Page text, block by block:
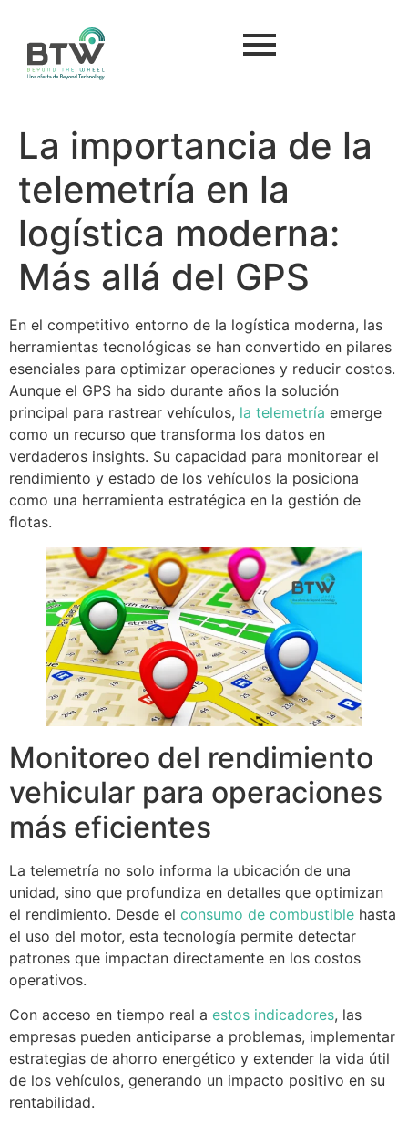
La importancia de la
telemetría en la
logística moderna:
Más allá del GPS
En el competitivo entorno de la logística moderna, las
herramientas tecnológicas se han convertido en pilares
esenciales para optimizar operaciones y reducir costos.
Aunque el GPS ha sido durante años la solución
principal para rastrear vehículos, la telemetría emerge
como un recurso que transforma los datos en
verdaderos insights. Su capacidad para monitorear el
rendimiento y estado de los vehículos la posiciona
como una herramienta estratégica en la gestión de
flotas.
Monitoreo del rendimiento
vehicular para operaciones
más eficientes
La telemetría no solo informa la ubicación de una
unidad, sino que profundiza en detalles que optimizan
el rendimiento. Desde el consumo de combustible hasta
el uso del motor, esta tecnología permite detectar
patrones que impactan directamente en los costos
operativos.
Con acceso en tiempo real a estos indicadores, las
empresas pueden anticiparse a problemas, implementar
estrategias de ahorro energético y extender la vida útil
de los vehículos, generando un impacto positivo en su
rentabilidad.